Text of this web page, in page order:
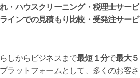
・ハウスクリーニング・税理士サービ
インでの見積もり比較・受発注サービ
しからビジネスまで最短１分で最大５
ラットフォームとして、多くのお客さ